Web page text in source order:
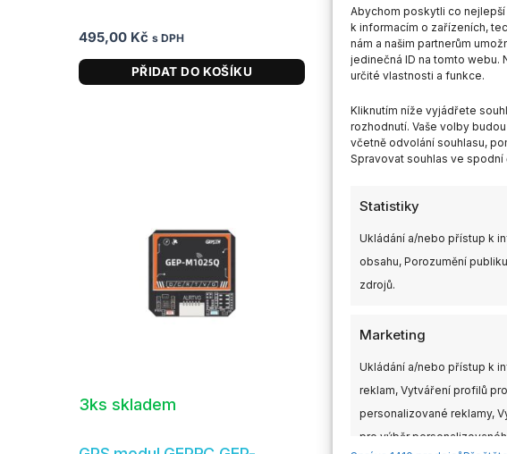
Abychom poskytli co
k informacím o zařízeních,
nám a našim partnerům
jedinečná ID na tomto webu.
určité vlastnosti a funkce.
Kliknutím níže vyjádřete
rozhodnutí. Vaše volby
včetně odvolání souhlasu,
Spravovat souhlas ve spodní
Statistiky
Ukládání a/nebo přístup k
obsahu, Porozumění
zdrojů.
Marketing
Ukládání a/nebo přístup k
reklam, Vytváření profilů
personalizované reklamy,
pro výběr
495,00 Kč s DPH
PŘIDAT DO KOŠÍKU
498,00Kč s DPH
PŘIDAT DO
3ks skladem Skladem více než 4ks